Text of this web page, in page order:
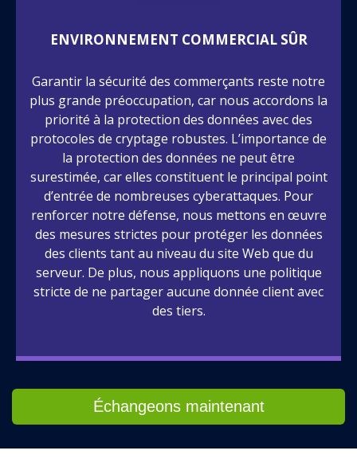
ENVIRONNEMENT COMMERCIAL SÛR
Garantir la sécurité des commerçants reste notre
plus grande préoccupation, car nous accordons la
priorité à la protection des données avec des
protocoles de cryptage robustes. L’importance de
la protection des données ne peut être
surestimée, car elles constituent le principal point
d’entrée de nombreuses cyberattaques. Pour
renforcer notre défense, nous mettons en œuvre
des mesures strictes pour protéger les données
des clients tant au niveau du site Web que du
serveur. De plus, nous appliquons une politique
stricte de ne partager aucune donnée client avec
des tiers.
Échangeons maintenant